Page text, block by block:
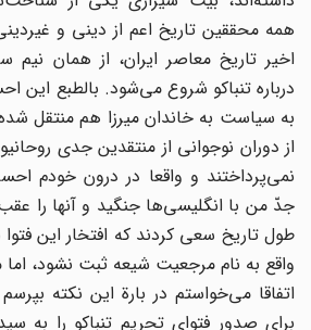
همه محققین تاریخ اعم از دینی و غیردینی
اخیر تاریخ معاصر ایران، از همان نیم
درباره تنباکو شروع می‌شود. بالطبع این
به سیاست به خاندان میرزا هم منتقل شده
از دوران نوجوانی از منتقدین جدی
نمی‌پرداختند و واقعا در درون خودم
جدّ من با انگلیسی‌ها جنگید و آنها را عقب
طول تاریخ سعی کردند که افتخار این فتوا
واقع به نام مرجعیت شیعه ثبت نشود، اما
اتفاقا می‌خواستم در بارة این نکته بپرسم
برای صدور فتوای تحریم تنباکو را به